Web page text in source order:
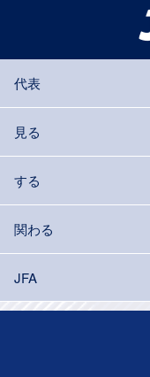
代表
見る
する
関わる
JFA